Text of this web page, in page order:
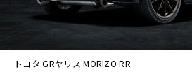
トヨタ GRヤリス MORIZO RR